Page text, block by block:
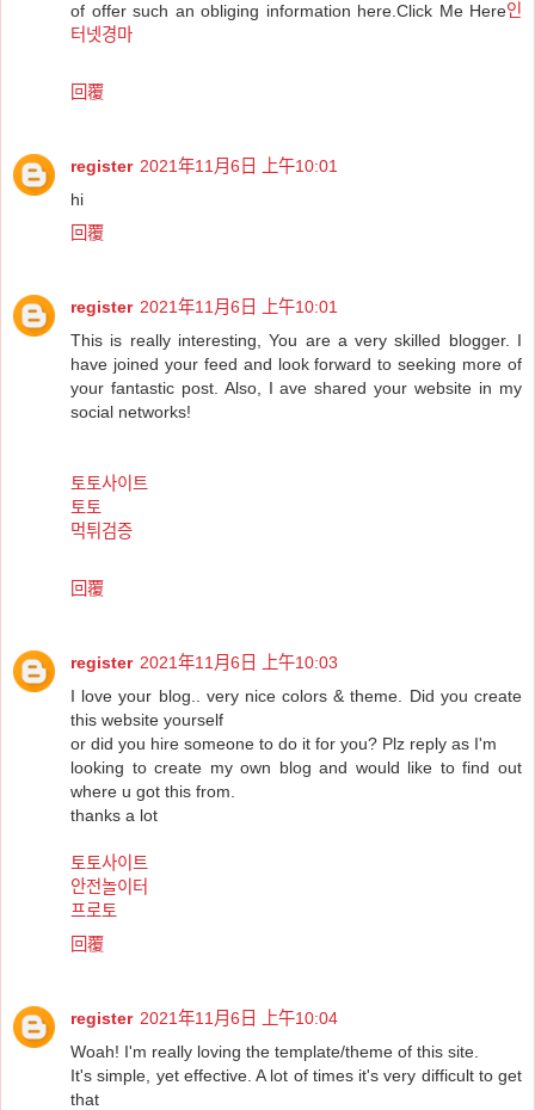
of offer such an obliging information here.Click Me Here인
터넷경마
回覆
register 2021年11月6日 上午10:01
hi
回覆
register 2021年11月6日 上午10:01
This is really interesting, You are a very skilled blogger. I
have joined your feed and look forward to seeking more of
your fantastic post. Also, I ave shared your website in my
social networks!
토토사이트
토토
먹튀검증
回覆
register 2021年11月6日 上午10:03
I love your blog.. very nice colors & theme. Did you create
this website yourself
or did you hire someone to do it for you? Plz reply as I'm
looking to create my own blog and would like to find out
where u got this from.
thanks a lot
토토사이트
안전놀이터
프로토
回覆
register 2021年11月6日 上午10:04
Woah! I'm really loving the template/theme of this site.
It's simple, yet effective. A lot of times it's very difficult to get
that